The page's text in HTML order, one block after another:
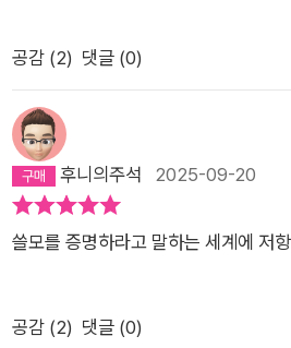
게임 모임에서 처음 만났고 현실에
설명하는 게임 ‘노바 파우치’를 하며
제부턴가 이연의 방은 잡동사니와 쓰
고 그것이 다른 세계에서 넘어온 것이
불안했다. 그래도 스스로 죽음을 선택
뒤죽박죽인 초대장 중 하나에서 발견
장에 적힌 주소를 찾지 않았을 것이다.
이연이 말한 다른 존재에 대해 이야기
다른 세계로 건너갔고 그 세계에서 수
게는 그저 자신이 보기 싫다는 이유
부된다. 인류가 망하느니 어쩌니 하지
내가 보기 싫을 뿐이다. 수브다니의
넘어 자신이 원하는 자기 모습을 찾은
를 되찾고 바다에 몸을 담그며 햇빛과
슬어가는 수브다니의 행복한 모습은
자신의 욕망대로 자신의 몸을 찾은 또
재 형식을 찾은 이의 행복, 늙어가는
고 스러져가는 삶의 기쁨 등등.... 안
간화되는 과정이 그의 의사였는지 아
읽히면서도 무언가 마음에 남아 있는
서 더, 더 무엇을 생각해야 한다는, 끝
대한 질문을 할 수도 있고, 어떤 삶을
있고, 세상 존재들과 어떻게 관계를 맺
다.그러면서 하나의 답이 없음을, 나
게 하나의 정답이 있을까란 생각을 하
있고 그러한 삶의 우열을 가려서는 안
지할 수는 없음을, 관계란 바로 낯섬에
너를 인식한 상태에서 서로가 자신의
> 낯섬을 받아들이는 감각의 혼란. 그
여 더 거대한 이미지로 그려내면 이해
는 사람들의 욕구에 대해 생각한다. 그
로 이루어진 세계, 궁금하다. 실제의 부
물의 세계가 우리를 압도한다. 광활한
바다를 마주하고 있다. 나는 이 거대한
두려웠었다. 하지만 레몬은 진작 알고
이제 알겠어. 레몬은 내 말에 픽 웃었
기- 이런 거죠. 원래 우리 언어는 불완
인간과 안드로이드의 경계가 사라진
이는 회사 갈등으로 연구원을 그만두고
한다. 그곳을 찾아온 안드로이드 수브
이유로 금속 피부 이식을 요청한다.과
와 함께 예술적 실험을 했으나 관계가
서의 흔적을 금속 피부 위에 새긴 채 스
지려는 선택, 존재의 자기결정권이 강
의 조개껍데기표제작이자 가장 인상
‘셀븐’ 출신의 샐리는 두 개의 자아, 레
공감 (2) 댓글 (0)
후니의주석 2025-09-20
쓸모를 증명하라고 말하는 세계에 저
공감 (2) 댓글 (0)